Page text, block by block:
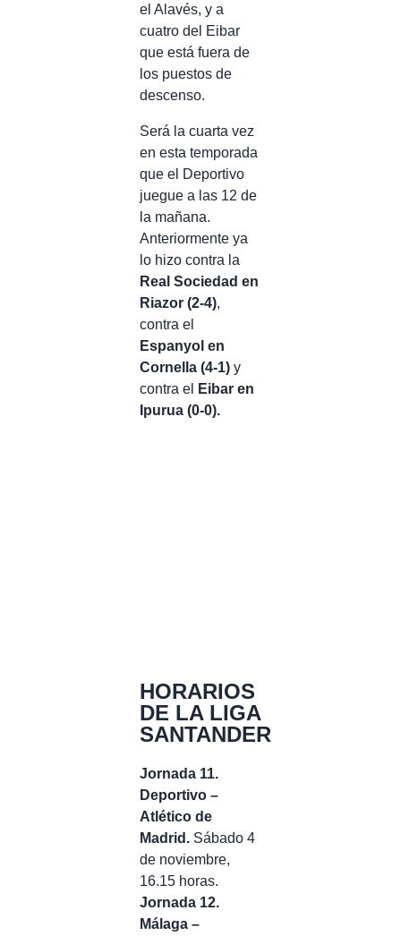
el Alavés, y a
cuatro del Eibar
que está fuera de
los puestos de
descenso.
Será la cuarta vez
en esta temporada
que el Deportivo
juegue a las 12 de
la mañana.
Anteriormente ya
lo hizo contra la
Real Sociedad en
Riazor (2-4),
contra el
Espanyol en
Cornella (4-1) y
contra el
Eibar en
Ipurua (0-0).
HORARIOS
DE LA LIGA
SANTANDER
Jornada 11.
Deportivo –
Atlético de
Madrid. Sábado 4
de noviembre,
16.15 horas.
Jornada 12.
Málaga –